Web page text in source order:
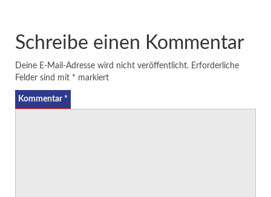
Schreibe einen Kommentar
Deine E-Mail-Adresse wird nicht veröffentlicht. Erforderliche
Felder sind mit * markiert
Kommentar *